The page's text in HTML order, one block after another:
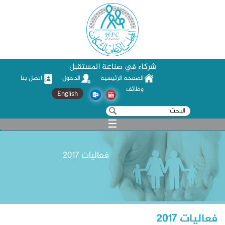
شركاء في صناعة المستقبل
الصفحة الرئيسية الدخول
اتصل بنا
وظائف
استمارة البحث
‏بحث ‏
English
☰
فعاليات 2017
فعاليات 2017